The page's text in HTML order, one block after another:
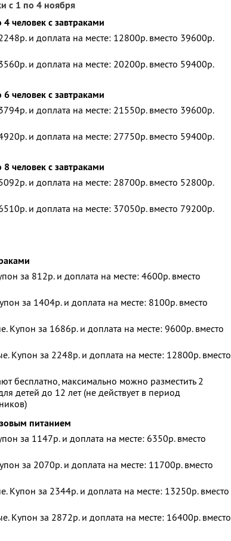
с 1 по 4 ноября
человек с завтраками
и доплата на месте: 12800р. вместо 39600р.
и доплата на месте: 20200р. вместо 59400р.
человек с завтраками
и доплата на месте: 21550р. вместо 39600р.
и доплата на месте: 27750р. вместо 59400р.
человек с завтраками
и доплата на месте: 28700р. вместо 52800р.
и доплата на месте: 37050р. вместо 79200р.
за 812р. и доплата на месте: 4600р. вместо
за 1404р. и доплата на месте: 8100р. вместо
Купон за 1686р. и доплата на месте: 9600р. вместо
Купон за 2248р. и доплата на месте: 12800р. вместо
бесплатно, максимально можно разместить 2
детей до 12 лет (не действует в период
питанием
за 1147р. и доплата на месте: 6350р. вместо
за 2070р. и доплата на месте: 11700р. вместо
Купон за 2344р. и доплата на месте: 13250р. вместо
Купон за 2872р. и доплата на месте: 16400р. вместо